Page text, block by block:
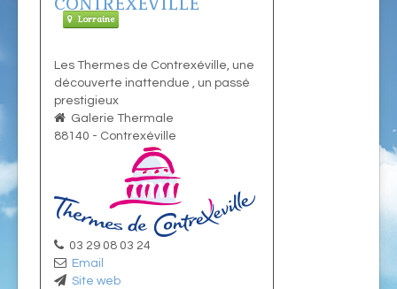
Lorraine
Les Thermes de Contrexéville, une
découverte inattendue , un passé
prestigieux
Galerie Thermale
88140 - Contrexéville
03 29 08 03 24
Email
Site web